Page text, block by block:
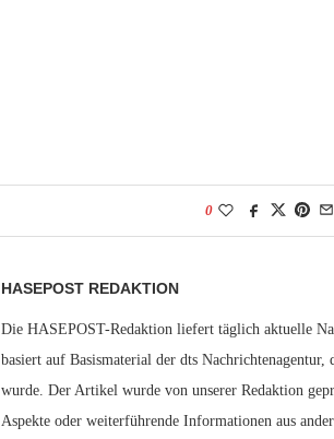
0
HASEPOST REDAKTION
Die HASEPOST-Redaktion liefert täglich aktuelle
basiert auf Basismaterial der dts
wurde. Der Artikel wurde von unserer Redaktion
Aspekte oder weiterführende Informationen aus